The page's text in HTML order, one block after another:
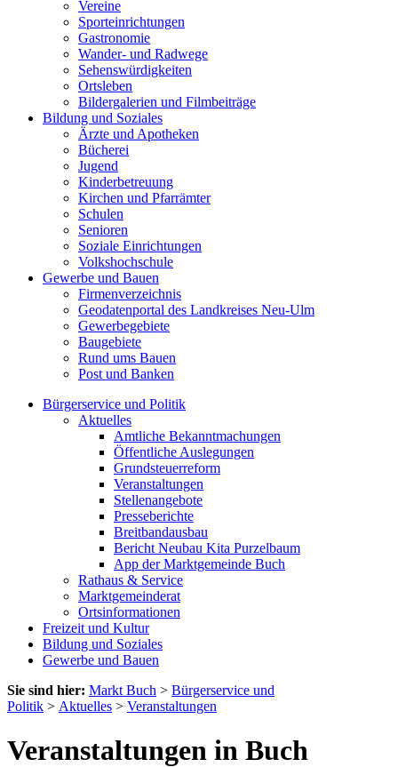
Vereine
Sporteinrichtungen
Gastronomie
Wander- und Radwege
Sehenswürdigkeiten
Ortsleben
Bildergalerien und Filmbeiträge
Bildung und Soziales
Ärzte und Apotheken
Bücherei
Jugend
Kinderbetreuung
Kirchen und Pfarrämter
Schulen
Senioren
Soziale Einrichtungen
Volkshochschule
Gewerbe und Bauen
Firmenverzeichnis
Geodatenportal des Landkreises Neu-Ulm
Gewerbegebiete
Baugebiete
Rund ums Bauen
Post und Banken
Bürgerservice und Politik
Aktuelles
Amtliche Bekanntmachungen
Öffentliche Auslegungen
Grundsteuerreform
Veranstaltungen
Stellenangebote
Presseberichte
Breitbandausbau
Bericht Neubau Kita Purzelbaum
App der Marktgemeinde Buch
Rathaus & Service
Marktgemeinderat
Ortsinformationen
Freizeit und Kultur
Bildung und Soziales
Gewerbe und Bauen
Sie sind hier: Markt Buch > Bürgerservice und
Politik > Aktuelles > Veranstaltungen
Veranstaltungen in Buch